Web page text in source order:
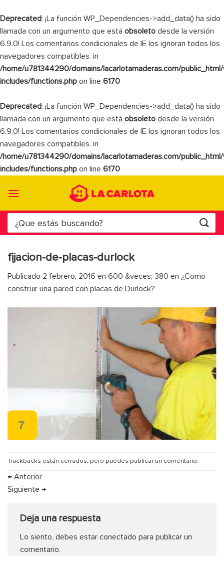
Deprecated: ¡La función WP_Dependencies->add_data() ha sido
llamada con un argumento que está obsoleto desde la versión
6.9.0! Los comentarios condicionales de IE los ignoran todos los
navegadores compatibles. in
/home/u781344290/domains/lacarlotamaderas.com/
includes/functions.php on line 6170
Deprecated: ¡La función WP_Dependencies->add_data() ha sido
llamada con un argumento que está obsoleto desde la versión
6.9.0! Los comentarios condicionales de IE los ignoran todos los
navegadores compatibles. in
/home/u781344290/domains/lacarlotamaderas.com/
includes/functions.php on line 6170
Buscar
por:
fijacion-de-placas-durlock
Publicado 2 febrero, 2016 en 600 &veces; 380 en ¿Como
construir una pared con placas de Durlock?
Trackbacks están cerrados, pero puedes publicar un comentario.
← Anterior
Siguiente →
Deja una respuesta
Lo siento, debes estar conectado para publicar un
comentario.